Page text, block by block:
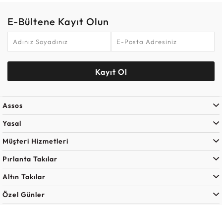
E-Bültene Kayıt Olun
Kayıt Ol
Assos
Yasal
Müşteri Hizmetleri
Pırlanta Takılar
Altın Takılar
Özel Günler